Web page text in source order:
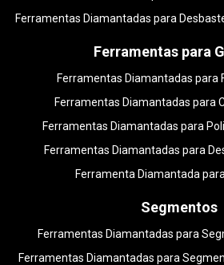
Ferramentas Diamantadas para
Ferramentas para
Ferramentas Diamantadas para
Ferramentas Diamantadas para
Ferramentas Diamantadas para
Ferramentas Diamantadas para
Ferramenta Diamantada
Segmentos
Ferramentas Diamantadas para
Ferramentas Diamantadas para